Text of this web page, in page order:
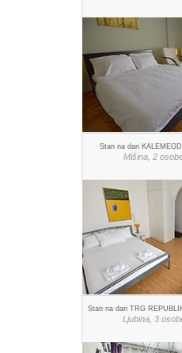
Stan na dan
Mišina, 2
Stan na dan TRG
Ljubina, 3